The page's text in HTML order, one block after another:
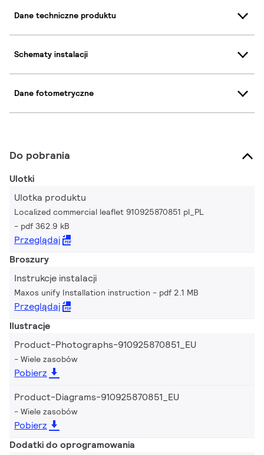
Dane techniczne produktu
Schematy instalacji
Dane fotometryczne
Do pobrania
Ulotki
Ulotka produktu
Localized commercial leaflet 910925870851 pl_PL
pdf 362.9 kB
Przeglądaj
Broszury
Instrukcje instalacji
Maxos unify Installation instruction pdf 2.1 MB
Przeglądaj
Ilustracje
Product-Photographs-910925870851_EU
Wiele zasobów
Pobierz
Product-Diagrams-910925870851_EU
Wiele zasobów
Pobierz
Dodatki do oprogramowania